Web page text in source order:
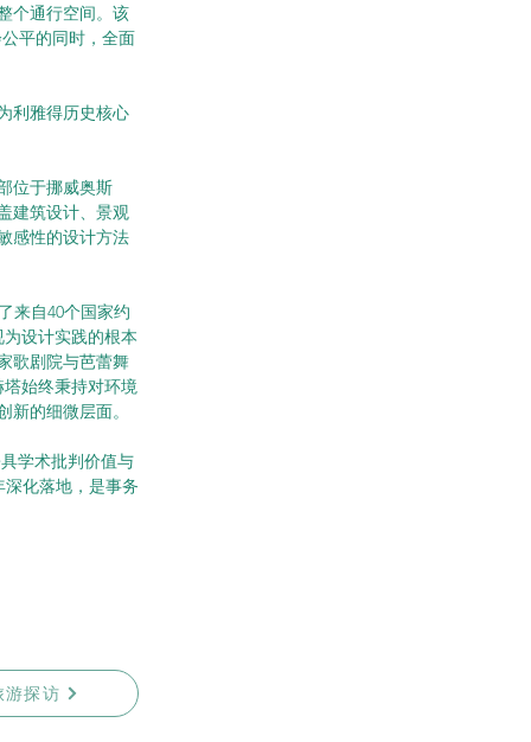
个通行空间。该
平的同时，全面
利雅得历史核心
位于挪威奥斯
建筑设计、景观
感性的设计方法
来自40个国家约
设计实践的根本
歌剧院与芭蕾舞
始终秉持对环境
的细微层面。
学术批判价值与
深化落地，是事务
游探访